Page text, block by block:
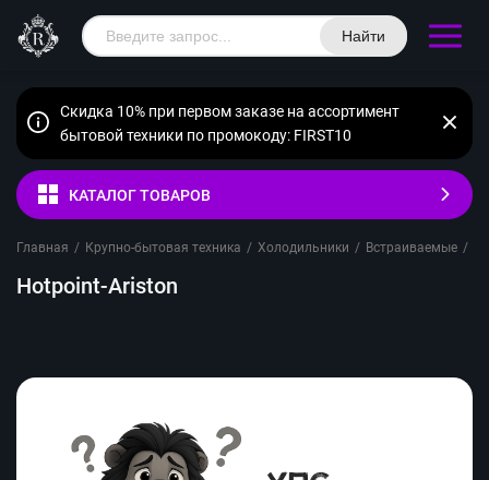
Найти
Скидка 10% при первом заказе на ассортимент
бытовой техники по промокоду: FIRST10
КАТАЛОГ ТОВАРОВ
Главная / Крупно-бытовая техника / Холодильники / Встраиваемые /
Hotpoint-Ariston